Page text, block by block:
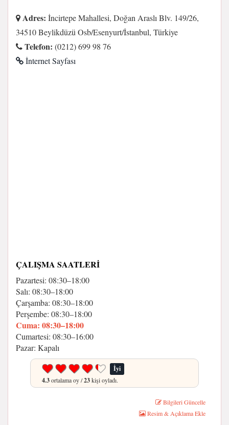
Adres: İncirtepe Mahallesi, Doğan Araslı Blv. 149/26,
34510 Beylikdüzü Osb/Esenyurt/İstanbul, Türkiye
Telefon: (0212) 699 98 76
İnternet Sayfası
ÇALIŞMA SAATLERI
Pazartesi: 08:30–18:00
Salı: 08:30–18:00
Çarşamba: 08:30–18:00
Perşembe: 08:30–18:00
Cuma: 08:30–18:00
Cumartesi: 08:30–16:00
Pazar: Kapalı
İyi
4.3ortalama oy /23kişi oyladı.
Bilgileri Güncelle
Resim & Açıklama Ekle